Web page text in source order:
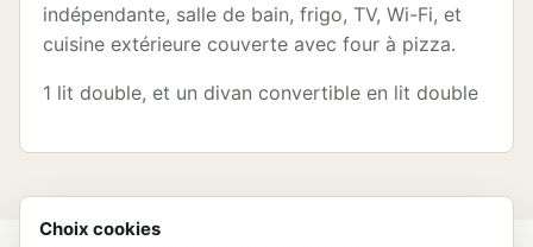
indépendante, salle de bain, frigo, TV, Wi-Fi, et
cuisine extérieure couverte avec four à pizza.
1 lit double, et un divan convertible en lit double
Choix cookies